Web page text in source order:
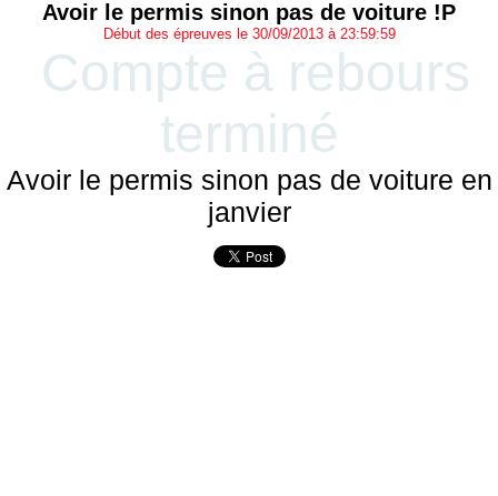
Avoir le permis sinon pas de voiture !P
Début des épreuves le 30/09/2013 à 23:59:59
Compte à rebours
terminé
Avoir le permis sinon pas de voiture en
janvier